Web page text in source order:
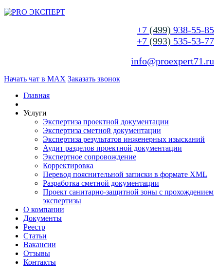
+7 (499) 938-55-85
+7 (993) 535-53-77
info@proexpert71.ru
Начать чат в MAX Заказать звонок
Главная
Услуги
Экспертиза проектной документации
Экспертиза сметной документации
Экспертиза результатов инженерных изысканий
Аудит разделов проектной документации
Экспертное сопровождение
Корректировка
Перевод пояснительной записки в формате XML
Разработка сметной документации
Проект санитарно-защитной зоны с прохождением
экспертизы
О компании
Документы
Реестр
Статьи
Вакансии
Отзывы
Контакты